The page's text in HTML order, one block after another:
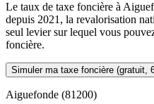
Le taux de taxe foncière à
depuis 2021, la revalorisation
seul levier sur lequel vous
foncière.
Simuler ma taxe foncière (gratuit,
Aiguefonde (81200)